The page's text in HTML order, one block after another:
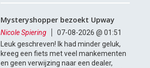
Mysteryshopper bezoekt Upway
Nicole Spiering
07-08-2026 @ 01:51
Leuk geschreven! Ik had minder geluk,
kreeg een fiets met veel mankementen
en geen verwijzing naar een dealer,